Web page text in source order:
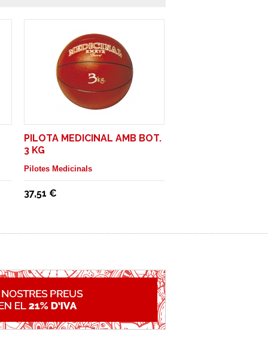
PILOTA MEDICINAL AMB BOT.
3 KG
Pilotes Medicinals
37,51 €